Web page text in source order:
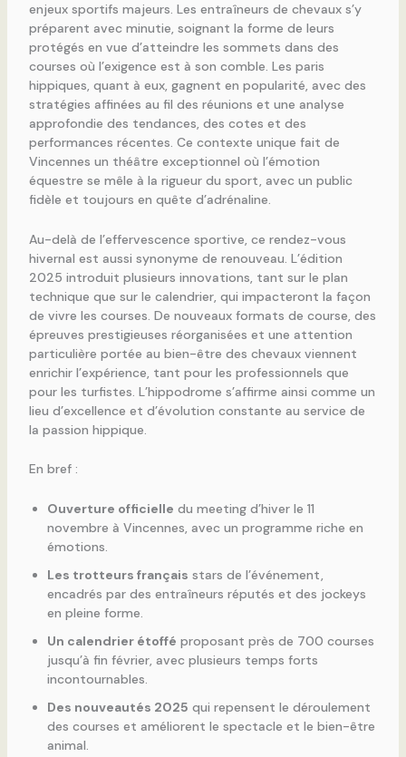
enjeux sportifs majeurs. Les entraîneurs de chevaux s’y
préparent avec minutie, soignant la forme de leurs
protégés en vue d’atteindre les sommets dans des
courses où l’exigence est à son comble. Les paris
hippiques, quant à eux, gagnent en popularité, avec des
stratégies affinées au fil des réunions et une analyse
approfondie des tendances, des cotes et des
performances récentes. Ce contexte unique fait de
Vincennes un théâtre exceptionnel où l’émotion
équestre se mêle à la rigueur du sport, avec un public
fidèle et toujours en quête d’adrénaline.
Au-delà de l’effervescence sportive, ce rendez-vous
hivernal est aussi synonyme de renouveau. L’édition
2025 introduit plusieurs innovations, tant sur le plan
technique que sur le calendrier, qui impacteront la façon
de vivre les courses. De nouveaux formats de course, des
épreuves prestigieuses réorganisées et une attention
particulière portée au bien-être des chevaux viennent
enrichir l’expérience, tant pour les professionnels que
pour les turfistes. L’hippodrome s’affirme ainsi comme un
lieu d’excellence et d’évolution constante au service de
la passion hippique.
En bref :
Ouverture officielle du meeting d’hiver le 11
novembre à Vincennes, avec un programme riche en
émotions.
Les trotteurs français stars de l’événement,
encadrés par des entraîneurs réputés et des jockeys
en pleine forme.
Un calendrier étoffé proposant près de 700 courses
jusqu’à fin février, avec plusieurs temps forts
incontournables.
Des nouveautés 2025 qui repensent le déroulement
des courses et améliorent le spectacle et le bien-être
animal.